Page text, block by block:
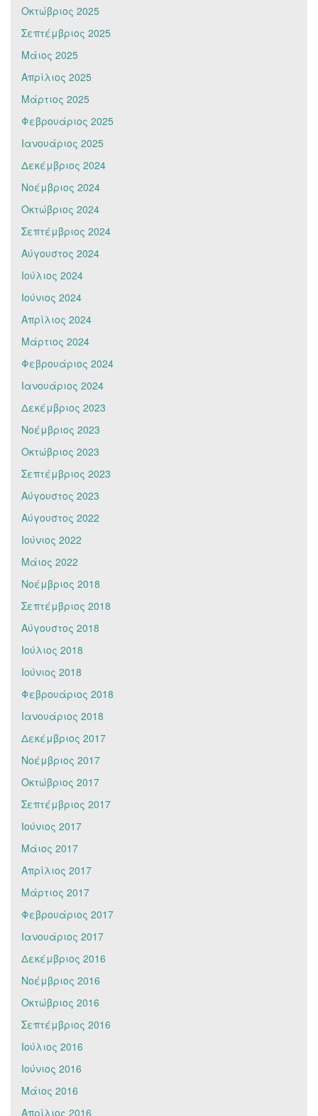
Οκτώβριος 2025
Σεπτέμβριος 2025
Μάιος 2025
Απρίλιος 2025
Μάρτιος 2025
Φεβρουάριος 2025
Ιανουάριος 2025
Δεκέμβριος 2024
Νοέμβριος 2024
Οκτώβριος 2024
Σεπτέμβριος 2024
Αύγουστος 2024
Ιούλιος 2024
Ιούνιος 2024
Απρίλιος 2024
Μάρτιος 2024
Φεβρουάριος 2024
Ιανουάριος 2024
Δεκέμβριος 2023
Νοέμβριος 2023
Οκτώβριος 2023
Σεπτέμβριος 2023
Αύγουστος 2023
Αύγουστος 2022
Ιούνιος 2022
Μάιος 2022
Νοέμβριος 2018
Σεπτέμβριος 2018
Αύγουστος 2018
Ιούλιος 2018
Ιούνιος 2018
Φεβρουάριος 2018
Ιανουάριος 2018
Δεκέμβριος 2017
Νοέμβριος 2017
Οκτώβριος 2017
Σεπτέμβριος 2017
Ιούνιος 2017
Μάιος 2017
Απρίλιος 2017
Μάρτιος 2017
Φεβρουάριος 2017
Ιανουάριος 2017
Δεκέμβριος 2016
Νοέμβριος 2016
Οκτώβριος 2016
Σεπτέμβριος 2016
Ιούλιος 2016
Ιούνιος 2016
Μάιος 2016
Απρίλιος 2016